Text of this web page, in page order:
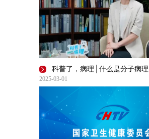
科普了，病理│什么是分子病理
2025-03-01